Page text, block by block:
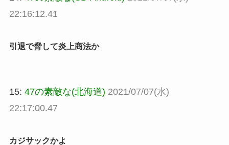
22:16:12.41
引退で脅して炎上商法か
15: 47の素敵な(北海道) 2021/07/07(水)
22:17:00.47
カジサックかよ